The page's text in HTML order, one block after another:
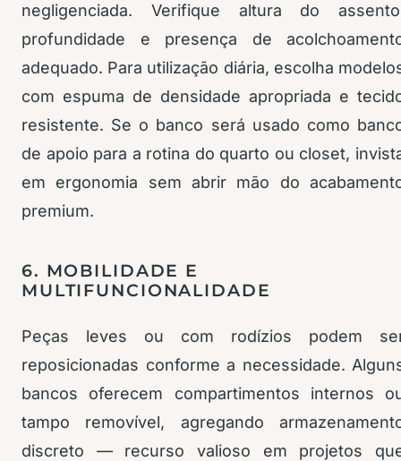
negligenciada. Verifique altura do
profundidade e presença de
adequado. Para utilização diária, escolha
com espuma de densidade apropriada e
resistente. Se o banco será usado como
de apoio para a rotina do quarto ou closet,
em ergonomia sem abrir mão do
premium.
6. MOBILIDADE E
MULTIFUNCIONALIDADE
Peças leves ou com rodízios podem
reposicionadas conforme a necessidade.
bancos oferecem compartimentos internos
tampo removível, agregando
discreto — recurso valioso em projetos